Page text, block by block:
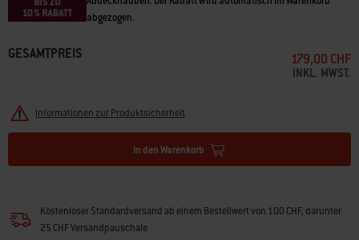
abgezogen.
GESAMTPREIS 179,00 CHF
INKL. MWST.
Informationen zur Produktsicherheit
In den Warenkorb
Kostenloser Standardversand ab einem Bestellwert von 100 CHF, darunter
25 CHF Versandpauschale